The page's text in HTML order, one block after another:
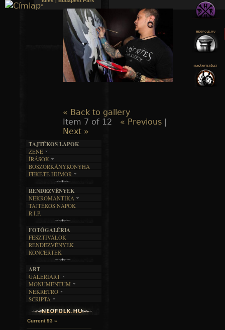
Jump to navigation
« Back to gallery
Item 7 of 12
« Previous |
Next »
TAJTÉKOS LAPOK
ZENE
EGYÜTTESEK
INTERJÚK
FORDÍTÁSOK
DALSZÖVEGEK
ÍRÁSOK
IRODALOM
FILM
ÍRÁSTÖRTÉNET
BOSZORKÁNYKONYHA
FEKETE HUMOR
SZÖVEGES
RENDEZVÉNYEK
NEKROMANTIKA
AKTUÁLIS
A MÚLT
TAJTÉKOS NAPOK
R.I.P.
FOTÓGALÉRIA
FESZTIVÁLOK
RENDEZVÉNYEK
KONCERTEK
ART
GALERIART
ARTGALERI
KÉPREGÉNYEK
LAKÁSKULTS
MONUMENTUM
TEMETŐK
TEMPLOMOK
VÁRAK
HELYEK
NEKRETRO
SZUBKULT
FEKETE LYUK
RELIKVIÁK
SCRIPTA
NOVELLÁK
VERSEK
»
Current 93 »